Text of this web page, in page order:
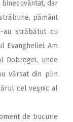
dar
pământ
au străbătut cu
Evangheliei. Am
Dobrogei, unde
vărsat din plin
cel veşnic al
de bucurie